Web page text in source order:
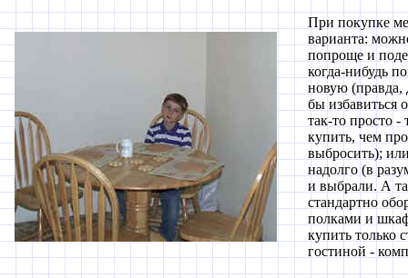
При покупке
варианта:
попроще и
когда-нибудь
новую (правда,
бы избавиться
так-то просто -
купить, чем
выбросить);
надолго (в
и выбрали. А
стандартно
полками и
купить только
гостиной -